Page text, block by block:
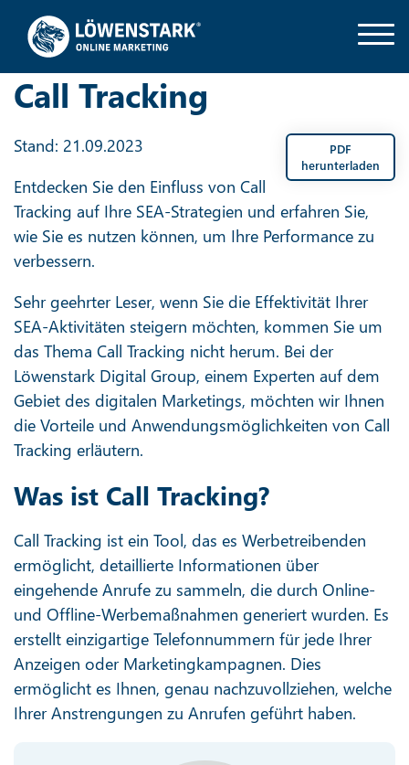
Call Tracking
PDF
herunterladen
Stand: 21.09.2023
Entdecken Sie den Einfluss von Call
Tracking auf Ihre SEA-Strategien und erfahren Sie,
wie Sie es nutzen können, um Ihre Performance zu
verbessern.
Sehr geehrter Leser, wenn Sie die Effektivität Ihrer
SEA-Aktivitäten steigern möchten, kommen Sie um
das Thema Call Tracking nicht herum. Bei der
Löwenstark Digital Group, einem Experten auf dem
Gebiet des digitalen Marketings, möchten wir Ihnen
die Vorteile und Anwendungsmöglichkeiten von Call
Tracking erläutern.
Was ist Call Tracking?
Call Tracking ist ein Tool, das es Werbetreibenden
ermöglicht, detaillierte Informationen über
eingehende Anrufe zu sammeln, die durch Online-
und Offline-Werbemaßnahmen generiert wurden. Es
erstellt einzigartige Telefonnummern für jede Ihrer
Anzeigen oder Marketingkampagnen. Dies
ermöglicht es Ihnen, genau nachzuvollziehen, welche
Ihrer Anstrengungen zu Anrufen geführt haben.